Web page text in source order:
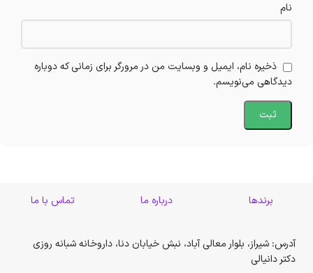
نام
ذخیره نام، ایمیل و وبسایت من در مرورگر برای زمانی که دوباره
دیدگاهی می‌نویسم.
برندها درباره ما تماس با ما
آدرس: شیراز، بلوار معالی آباد، نبش خیابان دنا، داروخانه شبانه روزی
دکتر دانیالی